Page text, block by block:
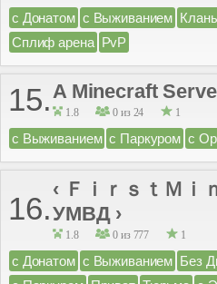
с Донатом с Выживанием
Сплиф арена PvP
15.A Minecraft
1.8 0 из 24 1
с Выживанием с Паркуром с
16.
‹ ＦｉｒｓｔＭ
УМВД ›
1.8 0 из 777 1
с Донатом с Выживанием Без